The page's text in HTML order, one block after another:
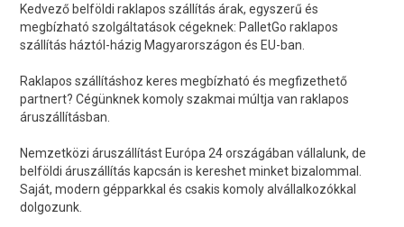
Kedvező belföldi raklapos szállítás árak, egyszerű és
megbízható szolgáltatások cégeknek: PalletGo raklapos
szállítás háztól-házig Magyarországon és EU-ban.
Raklapos szállításhoz keres megbízható és megfizethető
partnert? Cégünknek komoly szakmai múltja van raklapos
áruszállításban.
Nemzetközi áruszállítást Európa 24 országában vállalunk, de
belföldi áruszállítás kapcsán is kereshet minket bizalommal.
Saját, modern gépparkkal és csakis komoly alvállalkozókkal
dolgozunk.